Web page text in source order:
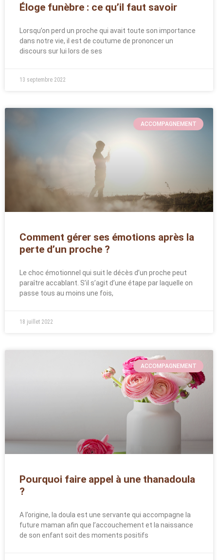
Éloge funèbre : ce qu’il faut savoir
Lorsqu’on perd un proche qui avait toute son importance
dans notre vie, il est de coutume de prononcer un
discours sur lui lors de ses
13 septembre 2022
ACCOMPAGNEMENT
Comment gérer ses émotions après la
perte d’un proche ?
Le choc émotionnel qui suit le décès d’un proche peut
paraître accablant. S’il s’agit d’une étape par laquelle on
passe tous au moins une fois,
18 juillet 2022
ACCOMPAGNEMENT
Pourquoi faire appel à une thanadoula
?
A l’origine, la doula est une servante qui accompagne la
future maman afin que l’accouchement et la naissance
de son enfant soit des moments positifs